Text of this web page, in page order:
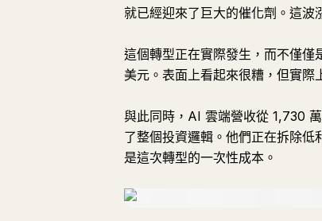
就已經迎來了巨大的催化劑。這波
這個轉型正在實際發生，而不僅
美元。表面上看起來很糟，但實際
與此同時，AI 雲端營收從 1,730
了整個投資邏輯。他們正在拆除
是這次轉型的一次性成本。